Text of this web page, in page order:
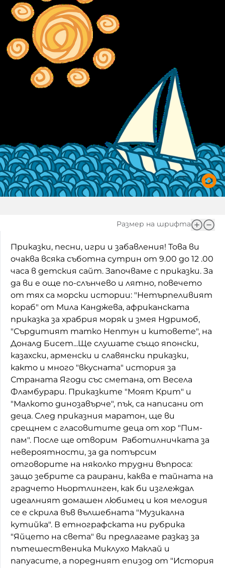
Фантазирай
Приказки
История на изкуството
Музикална кутийка
Къщата
Златната ябълка
Домашен любимец
Питаме Ви
До ре ми
Игри
Кои сме ние?
За вас, родители
БНР Новини
Размер на шрифта
Приказки, песни, игри и забавления! Това ви
очаква всяка съботна сутрин от 9.00 до 12 .00
часа в детския сайт. Започваме с приказки. За
да ви е още по-слънчево и лятно, повечето
от тях са морски истории: "Нетърпеливият
кораб" от Мила Канджева, африканската
приказка за храбрия моряк и змея Ндримоб,
"Сърдитият татко Нептун и китовете", на
Доналд Бисет...Ще слушате също японски,
казахски, арменски и славянски приказки,
както и много "вкусната" история за
Страната Ягоди със сметана, от Весела
Фламбурари. Приказките "Моят Крит" и
"Малкото динозавърче", пък, са написани от
деца. След приказния маратон, ще ви
срещнем с гласовитите деца от хор "Пим-
пам". После ще отворим Работилничката за
невероятности, за да потърсим
отговорите на няколко трудни въпроса:
защо зебрите са раирани, каква е тайната на
градчето Ньортлинген, как би изглеждал
идеалният домашен любимец и коя мелодия
се е скрила във вълшебната "Музикална
кутийка". В етнографската ни рубрика
"Яйцето на света" ви предлагаме разказ за
пътешественика Миклухо Маклай и
папуасите, а поредният епизод от "История